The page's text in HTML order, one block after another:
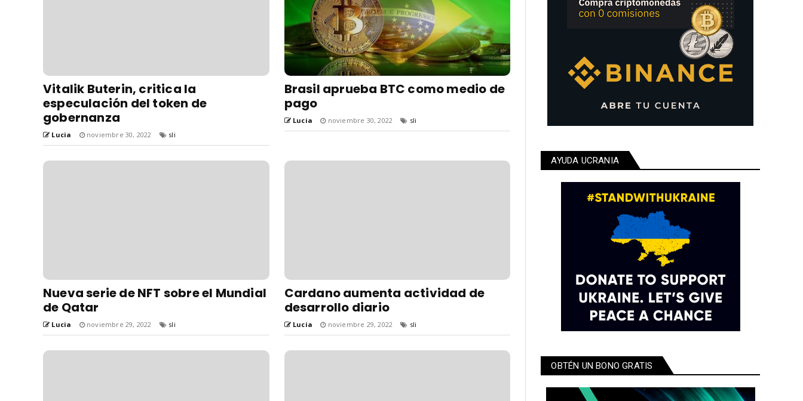
Vitalik Buterin, critica la
especulación del token de
gobernanza
Lucia noviembre 30, 2022 sli
Brasil aprueba BTC como medio de
pago
Lucia noviembre 30, 2022 sli
Nueva serie de NFT sobre el Mundial
de Qatar
Lucia noviembre 29, 2022 sli
Cardano aumenta actividad de
desarrollo diario
Lucia noviembre 29, 2022 sli
AYUDA UCRANIA
OBTÉN UN BONO GRATIS